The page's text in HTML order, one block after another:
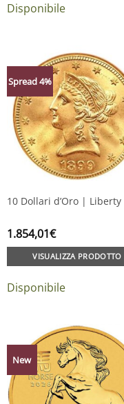
Disponibile
Spread 4%
10 Dollari d’Oro | Liberty
1.854,01€
VISUALIZZA PRODOTTO
Disponibile
New